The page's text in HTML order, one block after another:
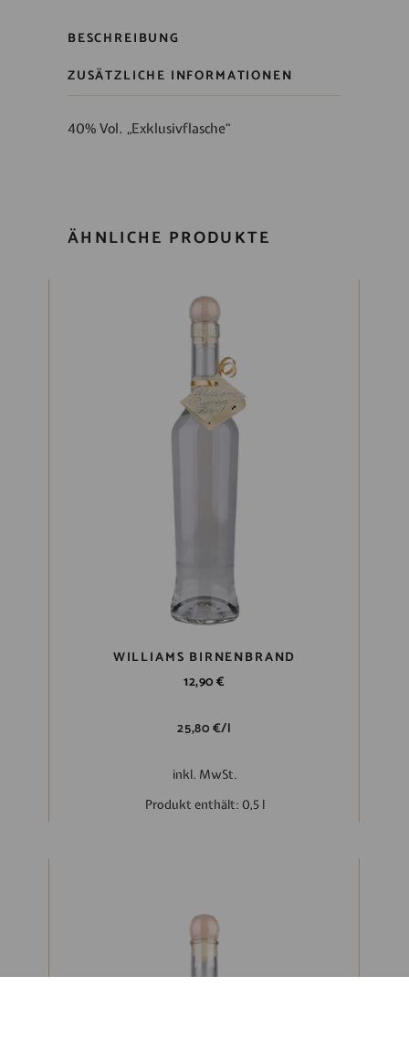
BESCHREIBUNG
ZUSÄTZLICHE INFORMATIONEN
40% Vol. „Exklusivflasche“
ÄHNLICHE PRODUKTE
WILLIAMS BIRNENBRAND
12,90€
25,80€/l
inkl. MwSt.
Produkt enthält: 0,5 l